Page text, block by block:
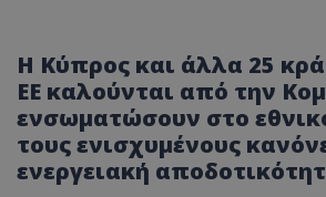
Η Κύπρος και άλλα 25
ΕΕ καλούνται από την
ενσωματώσουν στο
τους ενισχυμένους
ενεργειακή